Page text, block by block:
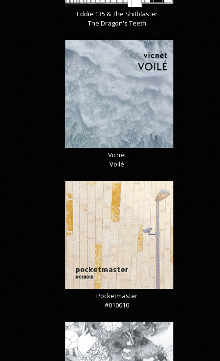
Eddie 135 & The Shitblaster
The Dragon's Teeth
Vicnet
Voilé
Pocketmaster
#010010